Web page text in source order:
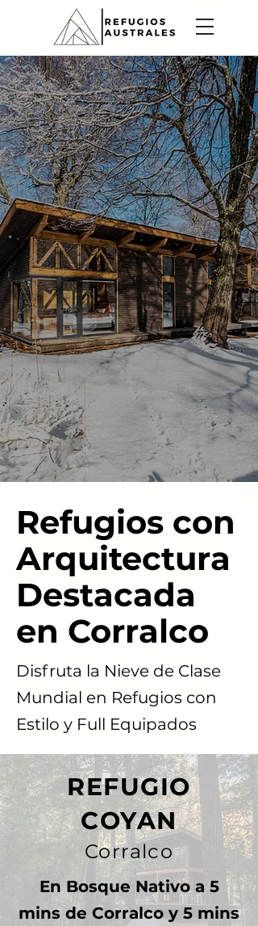
Refugios con
Arquitectura
Destacada
en Corralco
Disfruta la Nieve de Clase
Mundial en Refugios con
Estilo y Full Equipados
REFUGIO
COYAN
Corralco
En Bosque Nativo a 5
mins de Corralco y 5 mins